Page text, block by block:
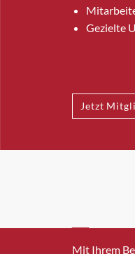
Gezielte
Jetzt
Mit Ihrem